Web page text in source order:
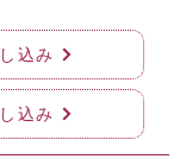
込み
込み